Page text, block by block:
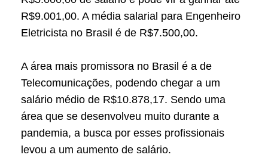
R$9.001,00. A média salarial para Engenheiro
Eletricista no Brasil é de R$7.500,00.
A área mais promissora no Brasil é a de
Telecomunicações, podendo chegar a um
salário médio de R$10.878,17. Sendo uma
área que se desenvolveu muito durante a
pandemia, a busca por esses profissionais
levou a um aumento de salário.